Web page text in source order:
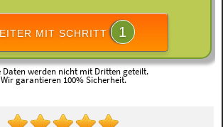
MIT SCHRITT 1
Daten werden nicht mit Dritten geteilt.
Wir garantieren 100% Sicherheit.